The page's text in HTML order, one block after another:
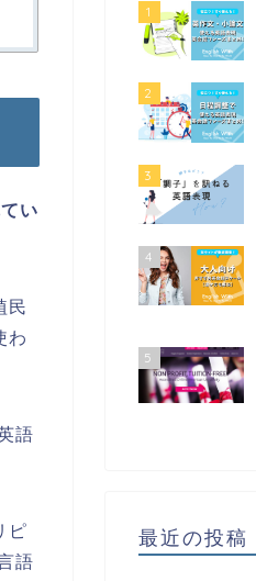
い
民
わ
語
ピ
語
1
2
3
4
5
最近の投稿